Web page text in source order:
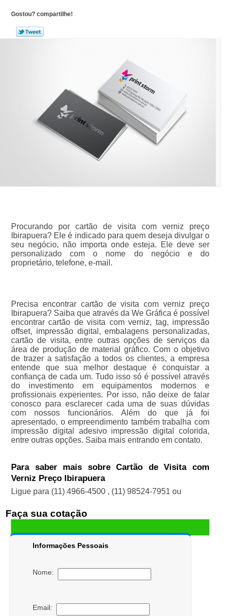
Gostou? compartilhe!
Procurando por cartão de visita com verniz preço
Ibirapuera? Ele é indicado para quem deseja divulgar o
seu negócio, não importa onde esteja. Ele deve ser
personalizado com o nome do negócio e do
proprietário, telefone, e-mail.
Precisa encontrar cartão de visita com verniz preço
Ibirapuera? Saiba que através da We Gráfica é possível
encontrar cartão de visita com verniz, tag, impressão
offset, impressão digital, embalagens personalizadas,
cartão de visita, entre outras opções de serviços da
área de produção de material gráfico. Com o objetivo
de trazer a satisfação a todos os clientes, a empresa
entende que sua melhor destaque é conquistar a
confiança de cada um. Tudo isso só é possível através
do investimento em equipamentos modernos e
profissionais experientes. Por isso, não deixe de falar
conosco para esclarecer cada uma de suas dúvidas
com nossos funcionários. Além do que já foi
apresentado, o empreendimento também trabalha com
impressão digital adesivo impressão digital colorida,
entre outras opções. Saiba mais entrando em contato.
Para saber mais sobre Cartão de Visita com
Verniz Preço Ibirapuera
Ligue para (11) 4966-4500 , (11) 98524-7951 ou
Faça sua cotação
Informações Pessoais
Nome:
Email: